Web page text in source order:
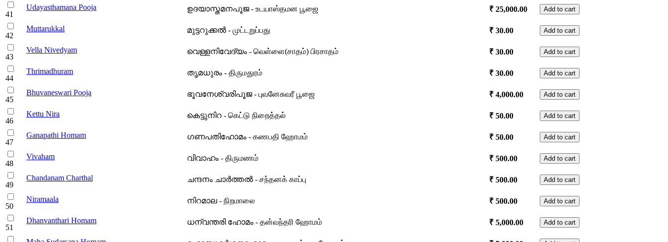
Udayasthamana Pooja ഉദയാസ്തമനപൂജ - உடயாஸ்தமன பூஜை ₹ 25,000.00
Udayasthamana
Pooja
quantity
Add to cart
Muttarukkal മുട്ടറുക്കൽ - முட்டறுப்பது ₹ 30.00
Muttarukkal
quantity
Add to cart
Vella Nivedyam വെള്ളനിവേദ്യം - வெள்ளை(சாதம்) பிரசாதம் ₹ 30.00
Vella
Nivedyam
quantity
Add to cart
Thrimadhuram തൃമധുരം - திருமதுரம் ₹ 30.00
Thrimadhuram
quantity
Add to cart
Bhuvaneswari Pooja ഭൂവനേശ്വരിപൂജ - புவனேசுவரீ பூஜை ₹ 4,000.00
Bhuvaneswari
Pooja
quantity
Add to cart
Kettu Nira കെട്ടുനിറ - கெட்டு நிறைத்தல் ₹ 50.00
Kettu
Nira
quantity
Add to cart
Ganapathi Homam ഗണപതിഹോമം - கணபதி ஹோமம் ₹ 50.00
Ganapathi
Homam
quantity
Add to cart
Vivaham വിവാഹം - திருமணம் ₹ 500.00
Vivaham
quantity
Add to cart
Chandanam Charthal ചന്ദനം ചാര്‍ത്തല്‍ - சந்தனக் காப்பு ₹ 500.00
Chandanam
Charthal
quantity
Add to cart
Niramaala നിറമാല - நிறமாலை ₹ 500.00
Niramaala
quantity
Add to cart
Dhanvanthari Homam ധന്വന്തരി ഹോമം - தன்வந்தரி ஹோமம் ₹ 5,000.00
Dhanvanthari
Homam
quantity
Add to cart